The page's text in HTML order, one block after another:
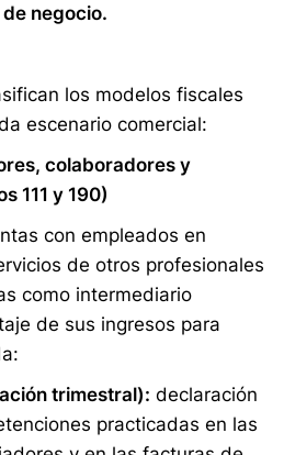
negocio.
los modelos fiscales
escenario comercial:
colaboradores y
111 y 190)
con empleados en
de otros profesionales
como intermediario
de sus ingresos para
trimestral): declaración
practicadas en las